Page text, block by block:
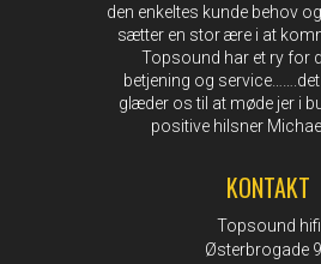
den enkeltes kunde behov
sætter en stor ære i at
Topsound har et ry for
betjening og
glæder os til at møde jer i
positive hilsner
KONTAKT
Topsound hifi
Østerbrogade